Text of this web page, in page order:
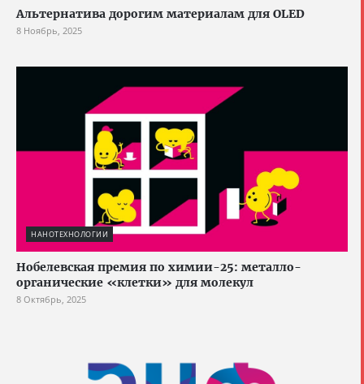
Альтернатива дорогим материалам для OLED
8 Ноябрь, 2025
НАНОТЕХНОЛОГИИ
Нобелевская премия по химии-25: металло-
органические «клетки» для молекул
8 Октябрь, 2025